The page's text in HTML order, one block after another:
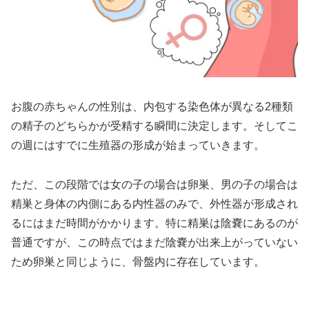
お腹の赤ちゃんの性別は、内包する染色体が異なる2種類
の精子のどちらかが受精する瞬間に決定します。そしてこ
の週にはすでに生殖器の形成が始まっていきます。
ただ、この段階では女の子の場合は卵巣、男の子の場合は
精巣と身体の内側にある内性器のみで、外性器が形成され
るにはまだ時間がかかります。特に精巣は陰嚢にあるのが
普通ですが、この時点ではまだ陰嚢が出来上がっていない
ため卵巣と同じように、骨盤内に存在しています。